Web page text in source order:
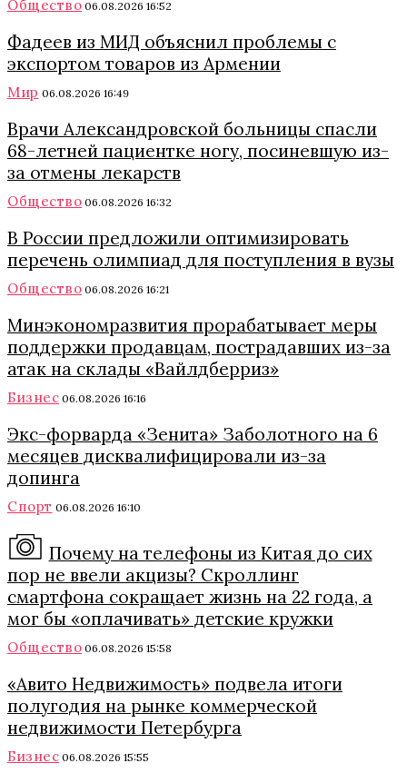
Общество 06.08.2026 16:52
Фадеев из МИД объяснил проблемы с
экспортом товаров из Армении
Мир 06.08.2026 16:49
Врачи Александровской больницы спасли
68-летней пациентке ногу, посиневшую из-
за отмены лекарств
Общество 06.08.2026 16:32
В России предложили оптимизировать
перечень олимпиад для поступления в вузы
Общество 06.08.2026 16:21
Минэкономразвития прорабатывает меры
поддержки продавцам, пострадавших из-за
атак на склады «Вайлдберриз»
Бизнес 06.08.2026 16:16
Экс-форварда «Зенита» Заболотного на 6
месяцев дисквалифицировали из-за
допинга
Спорт 06.08.2026 16:10
Почему на телефоны из Китая до сих
пор не ввели акцизы? Скроллинг
смартфона сокращает жизнь на 22 года, а
мог бы «оплачивать» детские кружки
Общество 06.08.2026 15:58
«Авито Недвижимость» подвела итоги
полугодия на рынке коммерческой
недвижимости Петербурга
Бизнес 06.08.2026 15:55